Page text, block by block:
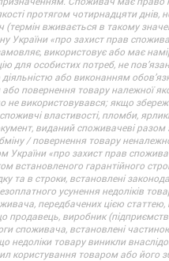
протягом чотирнадцяти днів,
вживається в такому
України «про захист прав
використовує або має
для особистих потреб, не
або виконанням
повернення товару належної
не використовувався; якщо
властивості, пломби,
виданий споживачеві
/ повернення товару
України «про захист прав
встановленого гарантійного
та в строки, встановлені
усунення недоліків
передбачених цією статтею,
продавець, виробник
споживача, встановлені
недоліки товару виникли
користування товаром або його